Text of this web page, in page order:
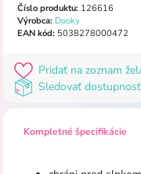
Číslo produktu:126616
Výrobca: Dooky
EAN kód:5038278000472
Pridať na zoznam
Sledovať dostupnost
Kompletné špecifikácie